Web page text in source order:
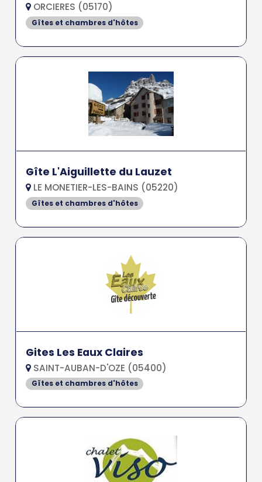
ORCIERES (05170)
Gîtes et chambres d'hôtes
Gîte L'Aiguillette du Lauzet
LE MONETIER-LES-BAINS (05220)
Gîtes et chambres d'hôtes
Gites Les Eaux Claires
SAINT-AUBAN-D'OZE (05400)
Gîtes et chambres d'hôtes